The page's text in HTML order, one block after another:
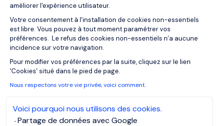
améliorer l'expérience utilisateur.
Votre consentement à l'installation de cookies non-essentiels
est libre. Vous pouvez à tout moment paramétrer vos
préférences. Le refus des cookies non-essentiels n’a aucune
incidence sur votre navigation.
Pour modifier vos préférences par la suite, cliquez sur le lien
'Cookies' situé dans le pied de page.
Nous respectons votre vie privée, voici comment.
Voici pourquoi nous utilisons des cookies.
Partage de données avec Google
Comptable Général F/H
Maisons-Laffitte,
Ile-de-France
par an
Voir la vidéo